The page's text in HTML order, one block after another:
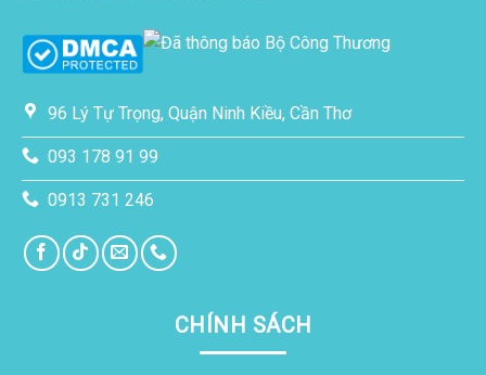
96 Lý Tự Trọng, Quận Ninh Kiều, Cần Thơ
093 178 91 99
0913 731 246
CHÍNH SÁCH